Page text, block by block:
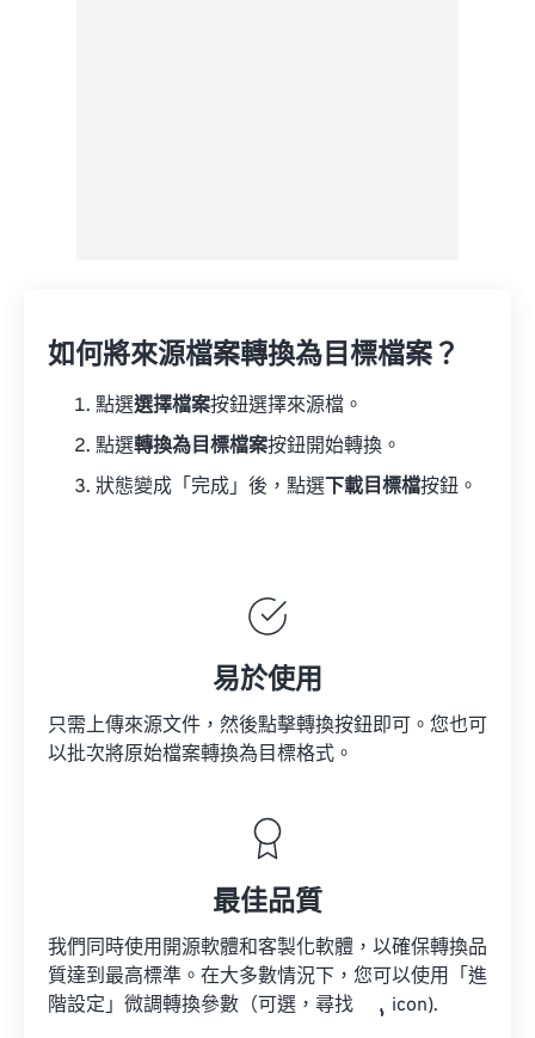
如何將來源檔案轉換為目標檔案？
點選選擇檔案按鈕選擇來源檔。
點選轉換為目標檔案按鈕開始轉換。
狀態變成「完成」後，點選 下載目標檔按鈕。
易於使用
只需上傳來源文件，然後點擊轉換按鈕即可。您也可
以批次將原始檔案轉換為目標格式。
最佳品質
我們同時使用開源軟體和客製化軟體，以確保轉換品
質達到最高標準。在大多數情況下，您可以使用「進
階設定」微調轉換參數（可選，尋找
icon).